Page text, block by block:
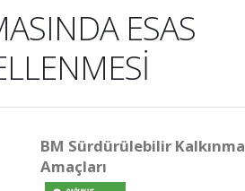
ESAS
BM Sürdürülebilir Kalkınma
Amaçları